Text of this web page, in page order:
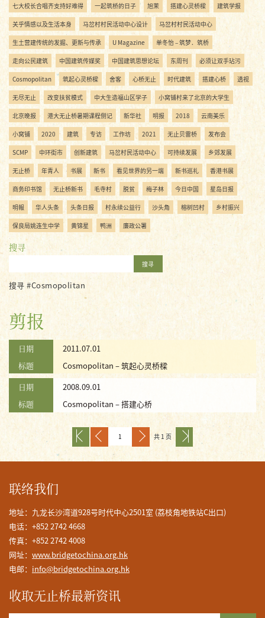
七大校长合唱齐支持好难得 一起筑桥的日子 旭茉 搭建心灵桥樑 建筑学报
关乎情感以及生活本身 马岔村村民活动中心设计 马岔村村民活动中心
生土营建传统的发掘、更新与传承 U Magazine 单冬怡 – 筑梦．筑桥
走向公民建筑 中国建筑传媒奖 中国建筑思想论坛 东周刊 必须让双手玷污
Cosmopolitan 筑起心灵桥樑 舍客 心桥无止 时代建筑 搭建心桥 透视
无尽无止 改变扶贫模式 中大生造福山区学子 小窝铺村来了北京的大学生
北京晚报 港大无止桥暑期课程侧记 新华社 明报 2018 云南美乐
小窝铺 2020 建筑 专访 工作坊 2021 无止贝雷桥 发布会
SCMP 中环街市 创新建筑 马岔村民活动中心 可持续发展 乡郊发展
无止桥 年青人 书展 新书 看见世界的另一端 新书巡礼 香港书展
商务印书馆 无止桥新书 毛寺村 脱贫 梅子林 今日中国 星岛日报
明報 华人头条 头条日报 村永续公益行 沙头角 榕树凹村 乡村振兴
保良局姚连生中学 黄锦星 鸭洲 廉政公署
搜寻
搜寻
搜寻 #Cosmopolitan
剪报
日期
2011.07.01
标题
Cosmopolitan – 筑起心灵桥樑
日期
2008.09.01
标题
Cosmopolitan – 搭建心桥
共 1 页
联络我们
地址：九龙长沙湾道928号时代中心2501室 (荔枝角地铁站C出口)
电话：+852 2742 4668
传真：+852 2742 4008
网址： www.bridgetochina.org.hk
电邮： info@bridgetochina.org.hk
收取无止桥最新资讯